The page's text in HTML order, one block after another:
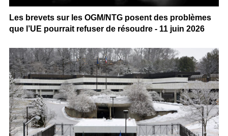
Les brevets sur les OGM/NTG posent des problèmes
que l’UE pourrait refuser de résoudre - 11 juin 2026